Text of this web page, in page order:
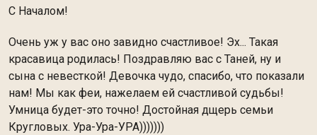
С Началом!
Очень уж у вас оно завидно счастливое! Эх... Такая
красавица родилась! Поздравляю вас с Таней, ну и
сына с невесткой! Девочка чудо, спасибо, что показали
нам! Мы как феи, нажелаем ей счастливой судьбы!
Умница будет-это точно! Достойная дщерь семьи
Кругловых. Ура-Ура-УРА)))))))